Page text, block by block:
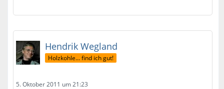
Hendrik Wegland
Holzkohle... find ich gut!
5. Oktober 2011 um 21:23